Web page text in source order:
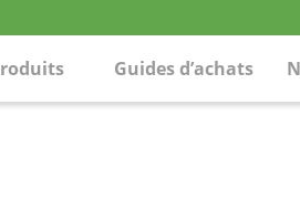
Guides d’achats